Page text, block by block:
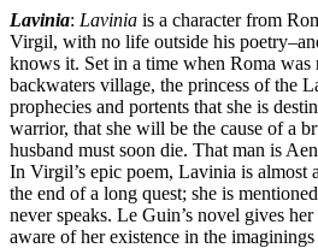
Lavinia: Lavinia is a character from
Virgil, with no life outside his
knows it. Set in a time when Roma was
backwaters village, the princess of the
prophecies and portents that she is
warrior, that she will be the cause of a
husband must soon die. That man is
In Virgil’s epic poem, Lavinia is almost
the end of a long quest; she is
never speaks. Le Guin’s novel gives
aware of her existence in the